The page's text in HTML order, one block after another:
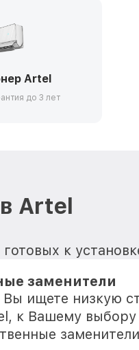
Artel
до 3 лет
Artel
к
заменители
Вы ищете низкую
к Вашему
заменители